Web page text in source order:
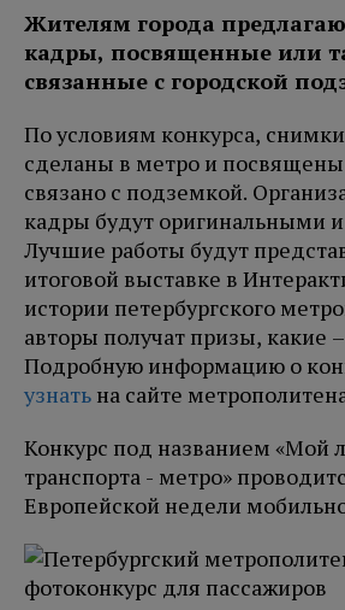
Жителям города
кадры, посвященные или
связанные с городской
По условиям конкурса,
сделаны в метро и
связано с подземкой.
кадры будут оригинальными
Лучшие работы будут
итоговой выставке в
истории петербургского
авторы получат призы, какие
Подробную информацию о
узнать на сайте
Конкурс под названием
транспорта - метро»
Европейской недели